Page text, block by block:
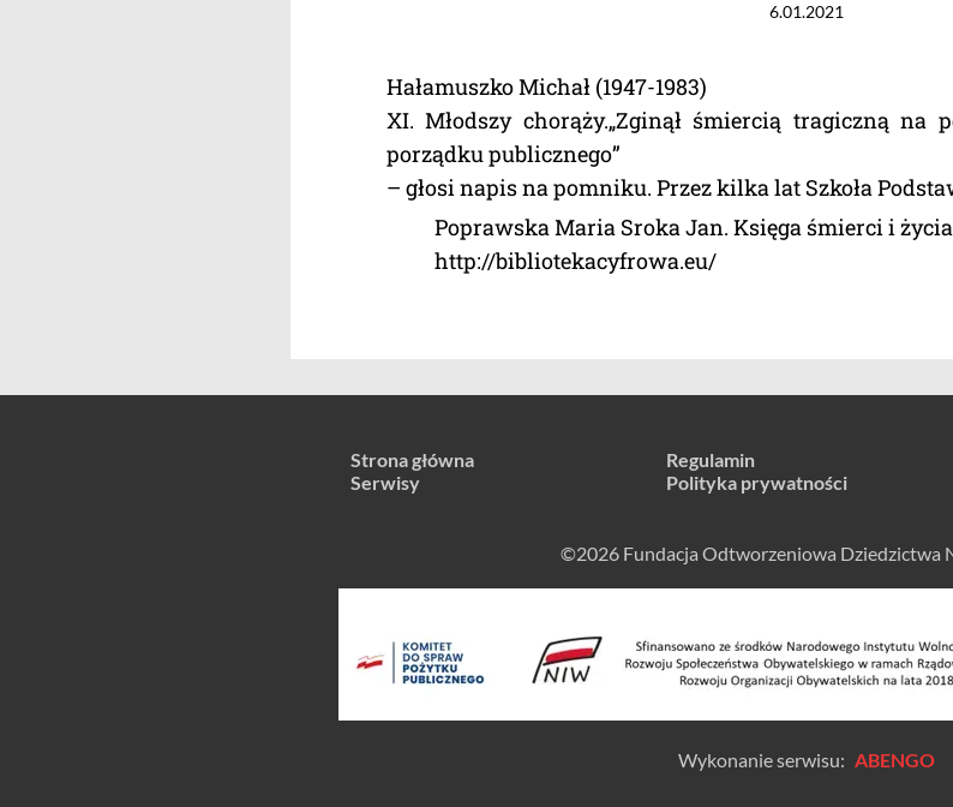
6.01.2021
Hałamuszko Michał (1947-1983)
XI. Młodszy chorąży.„Zginął śmiercią tragiczną na
porządku publicznego”
– głosi napis na pomniku. Przez kilka lat Szkoła
Poprawska Maria Sroka Jan. Księga śmierci i życia
http://bibliotekacyfrowa.eu/
Strona główna
Serwisy
Regulamin
Polityka prywatności
©2026 Fundacja Odtworzeniowa Dziedzictwa
Wykonanie serwisu: ABENGO